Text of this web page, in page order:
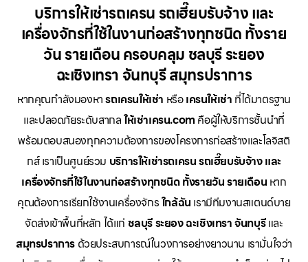
บริการให้เช่ารถเครน รถเฮี๊ยบรับจ้าง และ
เครื่องจักรที่ใช้ในงานก่อสร้างทุกชนิด ทั้งราย
วัน รายเดือน ครอบคลุม ชลบุรี ระยอง
ฉะเชิงเทรา จันทบุรี สมุทรปราการ
หากคุณกำลังมองหารถเครนให้เช่า หรือเครนให้เช่า ที่ได้มาตรฐาน
และปลอดภัยระดับสากลให้เช่าเครน.com คือผู้ให้บริการชั้นนำที่
พร้อมตอบสนองทุกความต้องการของโครงการก่อสร้างและโลจิสติ
กส์ เราเป็นศูนย์รวม บริการให้เช่ารถเครน รถเฮี๊ยบรับจ้าง และ
เครื่องจักรที่ใช้ในงานก่อสร้างทุกชนิด ทั้งรายวัน รายเดือน หาก
คุณต้องการเรียกใช้งานเครื่องจักรใกล้ฉัน เรามีทีมงานสแตนด์บาย
จัดส่งเข้าพื้นที่หลัก ได้แก่ ชลบุรี ระยอง ฉะเชิงเทรา จันทบุรีและ
สมุทรปราการด้วยประสบการณ์ในวงการอย่างยาวนาน เรามั่นใจว่า